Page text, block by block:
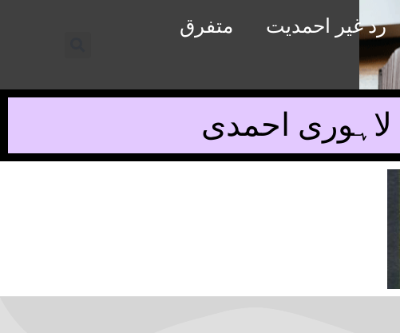
رد غیر احمدیت
متفرق
احمدی